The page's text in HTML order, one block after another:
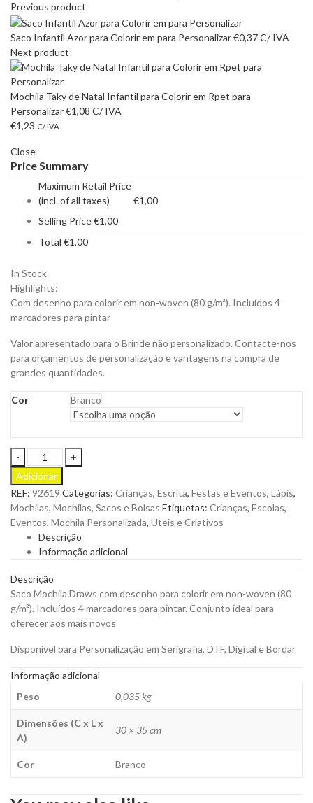
Previous product
Saco Infantil Azor para Colorir em para Personalizar€0,37C/ IVA
Next product
Mochila Taky de Natal Infantil para Colorir em Rpet para
Personalizar€1,08 C/ IVA
€1,23 C/ IVA
Close
Price Summary
Maximum Retail Price
(incl. of all taxes)
€1,00
Selling Price€1,00
Total €1,00
In Stock
Highlights:
Com desenho para colorir em non-woven (80 g/m²). Incluídos 4
marcadores para pintar
Valor apresentado para o Brinde não personalizado. Contacte-nos
para orçamentos de personalização e vantagens na compra de
grandes quantidades.
Cor Branco
Saco
Mochila
Draws
para
Colorir
com
Marcadores
para
quantity
Adicionar
REF: 92619 Categorias: Crianças, Escrita, Festas e Eventos, Lápis,
Mochilas, Mochilas, Sacos e Bolsas Etiquetas: Crianças, Escolas,
Eventos, Mochila Personalizada, Úteis e Criativos
Descrição
Informação adicional
Descrição
Saco Mochila Draws com desenho para colorir em non-woven (80
g/m²). Incluídos 4 marcadores para pintar. Conjunto ideal para
oferecer aos mais novos
Disponível para Personalização em Serigrafia, DTF, Digital e Bordar
Informação adicional
Peso
0,035 kg
Dimensões (C x L x
A)
30 × 35 cm
Cor Branco